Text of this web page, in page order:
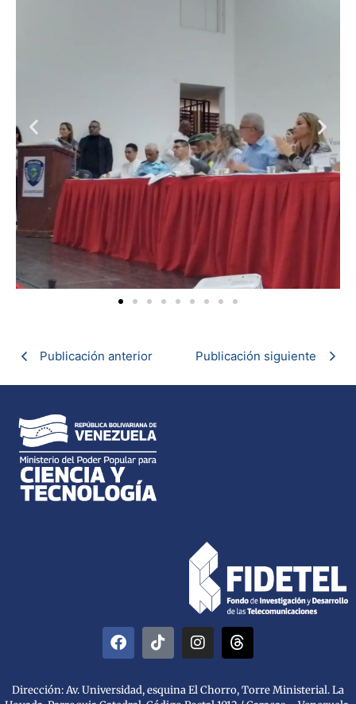
Publicación anterior Publicación siguiente
Dirección: Av. Universidad, esquina El Chorro, Torre Ministerial. La